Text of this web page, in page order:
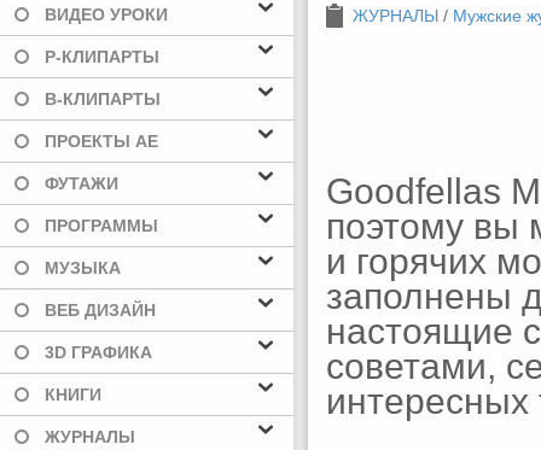
ВИДЕО УРОКИ
Р-КЛИПАРТЫ
В-КЛИПАРТЫ
ПРОЕКТЫ AE
ФУТАЖИ
ПРОГРАММЫ
МУЗЫКА
ВЕБ ДИЗАЙН
3D ГРАФИКА
КНИГИ
ЖУРНАЛЫ
ЖУРНАЛЫ / Мужские
Goodfellas
поэтому вы
и горячих
заполнены
настоящие
советами,